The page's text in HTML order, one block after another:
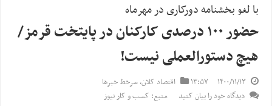
با لغو بخشنامه دورکاری در مهرماه
حضور ۱۰۰ درصدی کارکنان در پایتخت قرمز/
هیچ دستورالعملی نیست!
۱۴۰۰/۱۱/۱۳ ۱۳:۵۷ اقتصاد کلان,سرخط خبرها
دیدگاه خود را بیان کنید
منبع: کسب و کار نیوز